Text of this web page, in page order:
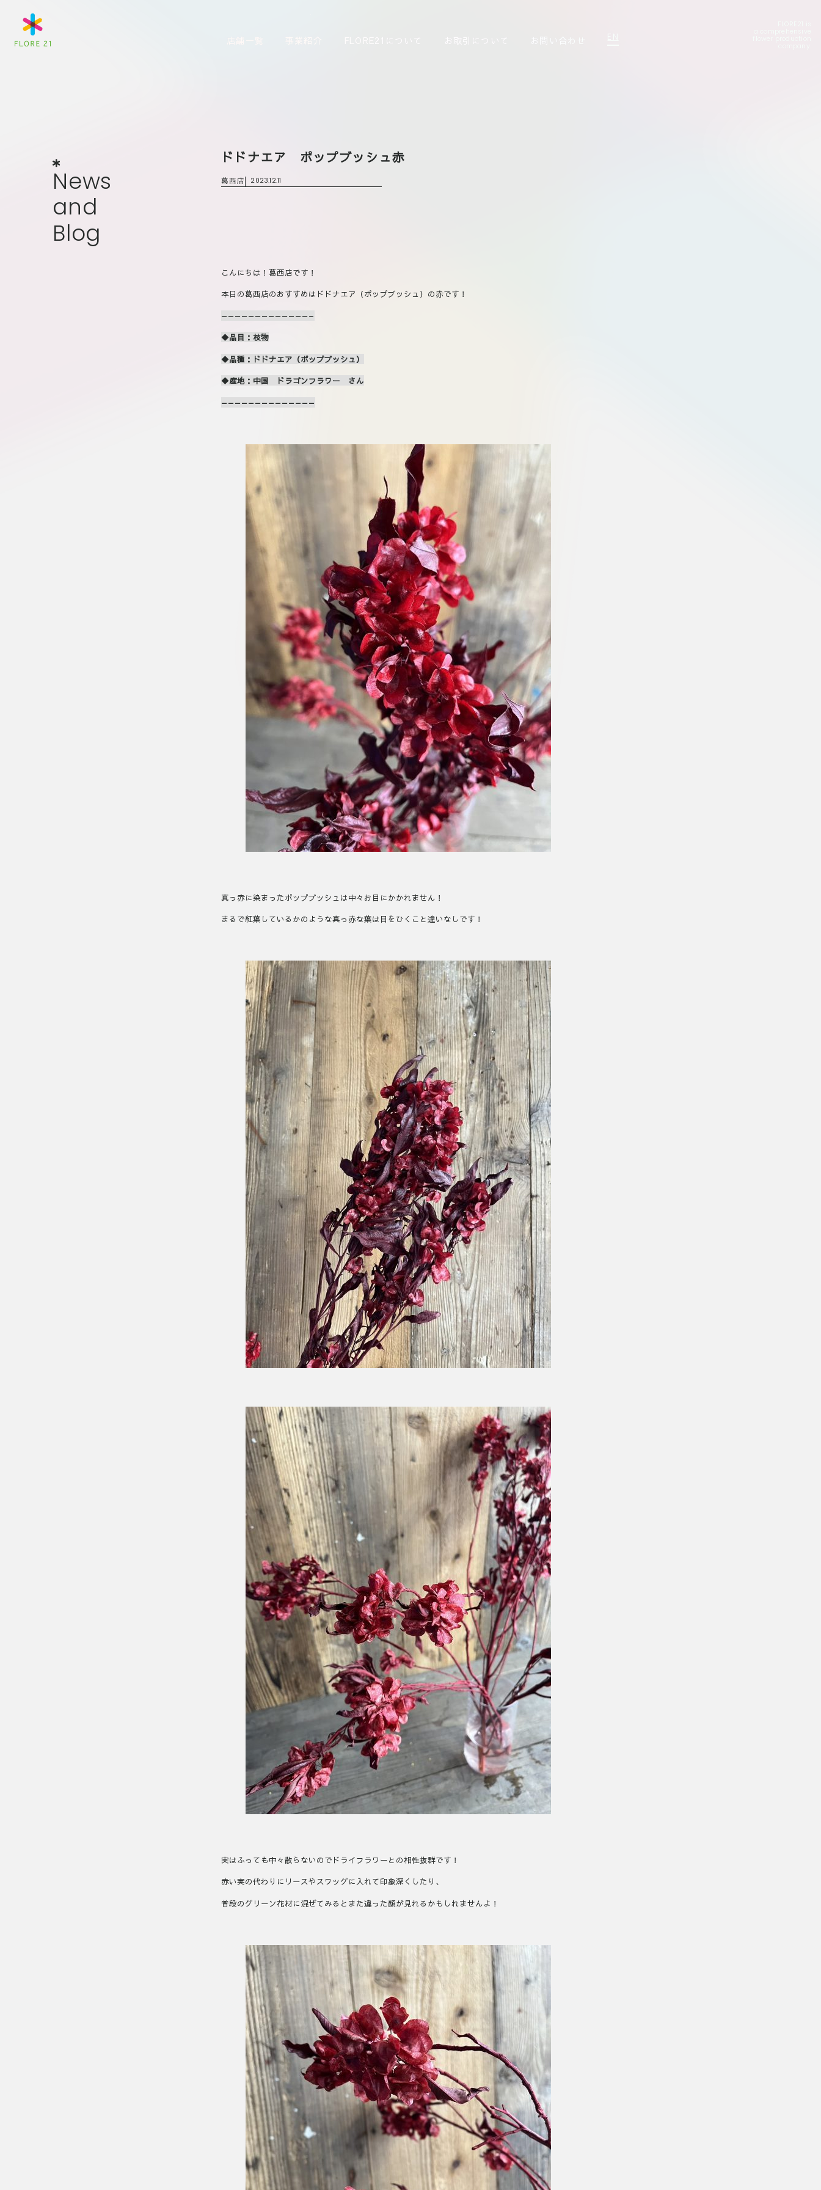
News
News
and
and
Blog
Blog
ドドナエア ポップブッシュ赤
葛西店 2023.12.11
こんにちは！葛西店です！
本日の葛西店のおすすめはドドナエア（ポップブッシュ）の赤です！
—————————————–
◆品目：枝物
◆品種：ドドナエア（ポップブッシュ）
◆産地：中国 ドラゴンフラワー さん
——————————————
真っ赤に染まったポップブッシュは中々お目にかかれません！
まるで紅葉しているかのような真っ赤な葉は目をひくこと違いなしです！
実はふっても中々散らないのでドライフラワーとの相性抜群です！
赤い実の代わりにリースやスワッグに入れて印象深くしたり、
普段のグリーン花材に混ぜてみるとまた違った顔が見れるかもしれませんよ！